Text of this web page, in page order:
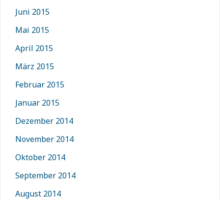
Juni 2015
Mai 2015
April 2015
März 2015
Februar 2015
Januar 2015
Dezember 2014
November 2014
Oktober 2014
September 2014
August 2014